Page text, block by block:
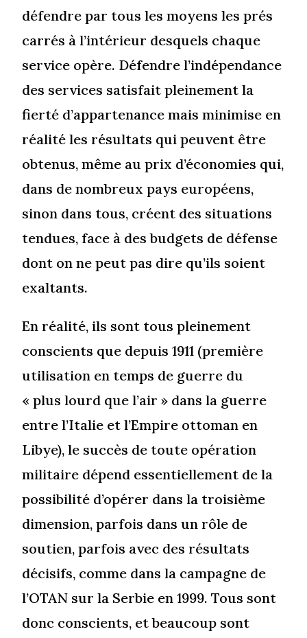
défendre par tous les moyens les prés
carrés à l’intérieur desquels chaque
service opère. Défendre l’indépendance
des services satisfait pleinement la
fierté d’appartenance mais minimise en
réalité les résultats qui peuvent être
obtenus, même au prix d’économies qui,
dans de nombreux pays européens,
sinon dans tous, créent des situations
tendues, face à des budgets de défense
dont on ne peut pas dire qu’ils soient
exaltants.
En réalité, ils sont tous pleinement
conscients que depuis 1911 (première
utilisation en temps de guerre du
« plus lourd que l’air » dans la guerre
entre l’Italie et l’Empire ottoman en
Libye), le succès de toute opération
militaire dépend essentiellement de la
possibilité d’opérer dans la troisième
dimension, parfois dans un rôle de
soutien, parfois avec des résultats
décisifs, comme dans la campagne de
l’OTAN sur la Serbie en 1999. Tous sont
donc conscients, et beaucoup sont